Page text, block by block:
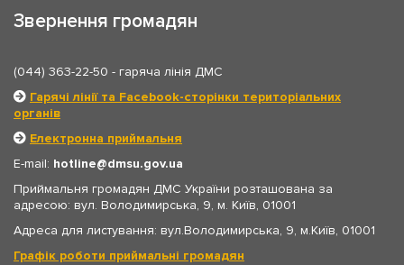
Звернення громадян
(044) 363-22-50 - гаряча лінія ДМС
Гарячі лінії та Facebook-сторінки територіальних
органів
Електронна приймальня
E-mail: hotline
dmsu.gov.ua
Приймальня громадян ДМС України розташована за
адресою: вул. Володимирська, 9, м. Київ, 01001
Адреса для листування: вул.Володимирська, 9, м.Київ, 01001
Графік роботи приймальні громадян